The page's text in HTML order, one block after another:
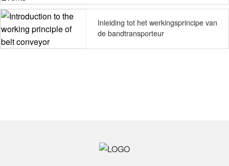
Inleiding tot het werkingsprincipe van
de bandtransporteur